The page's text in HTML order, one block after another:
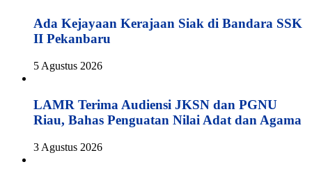
Ada Kejayaan Kerajaan Siak di Bandara SSK
II Pekanbaru
5 Agustus 2026
LAMR Terima Audiensi JKSN dan PGNU
Riau, Bahas Penguatan Nilai Adat dan Agama
3 Agustus 2026